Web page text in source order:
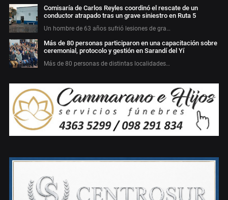
Comisaría de Carlos Reyles coordinó el rescate de un
conductor atrapado tras un grave siniestro en Ruta 5
Un hombre de 63 años sufrió lesiones de gra…
Más de 80 personas participaron en una capacitación sobre
ceremonial, protocolo y gestión en Sarandí del Yí
Más de 80 personas de distintas localidades…